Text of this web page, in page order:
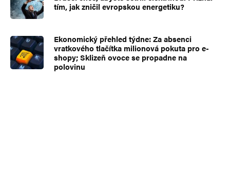
tím, jak zničil evropskou energetiku?
Ekonomický přehled týdne: Za absenci
vratkového tlačítka milionová pokuta pro e-
shopy; Sklizeň ovoce se propadne na
polovinu